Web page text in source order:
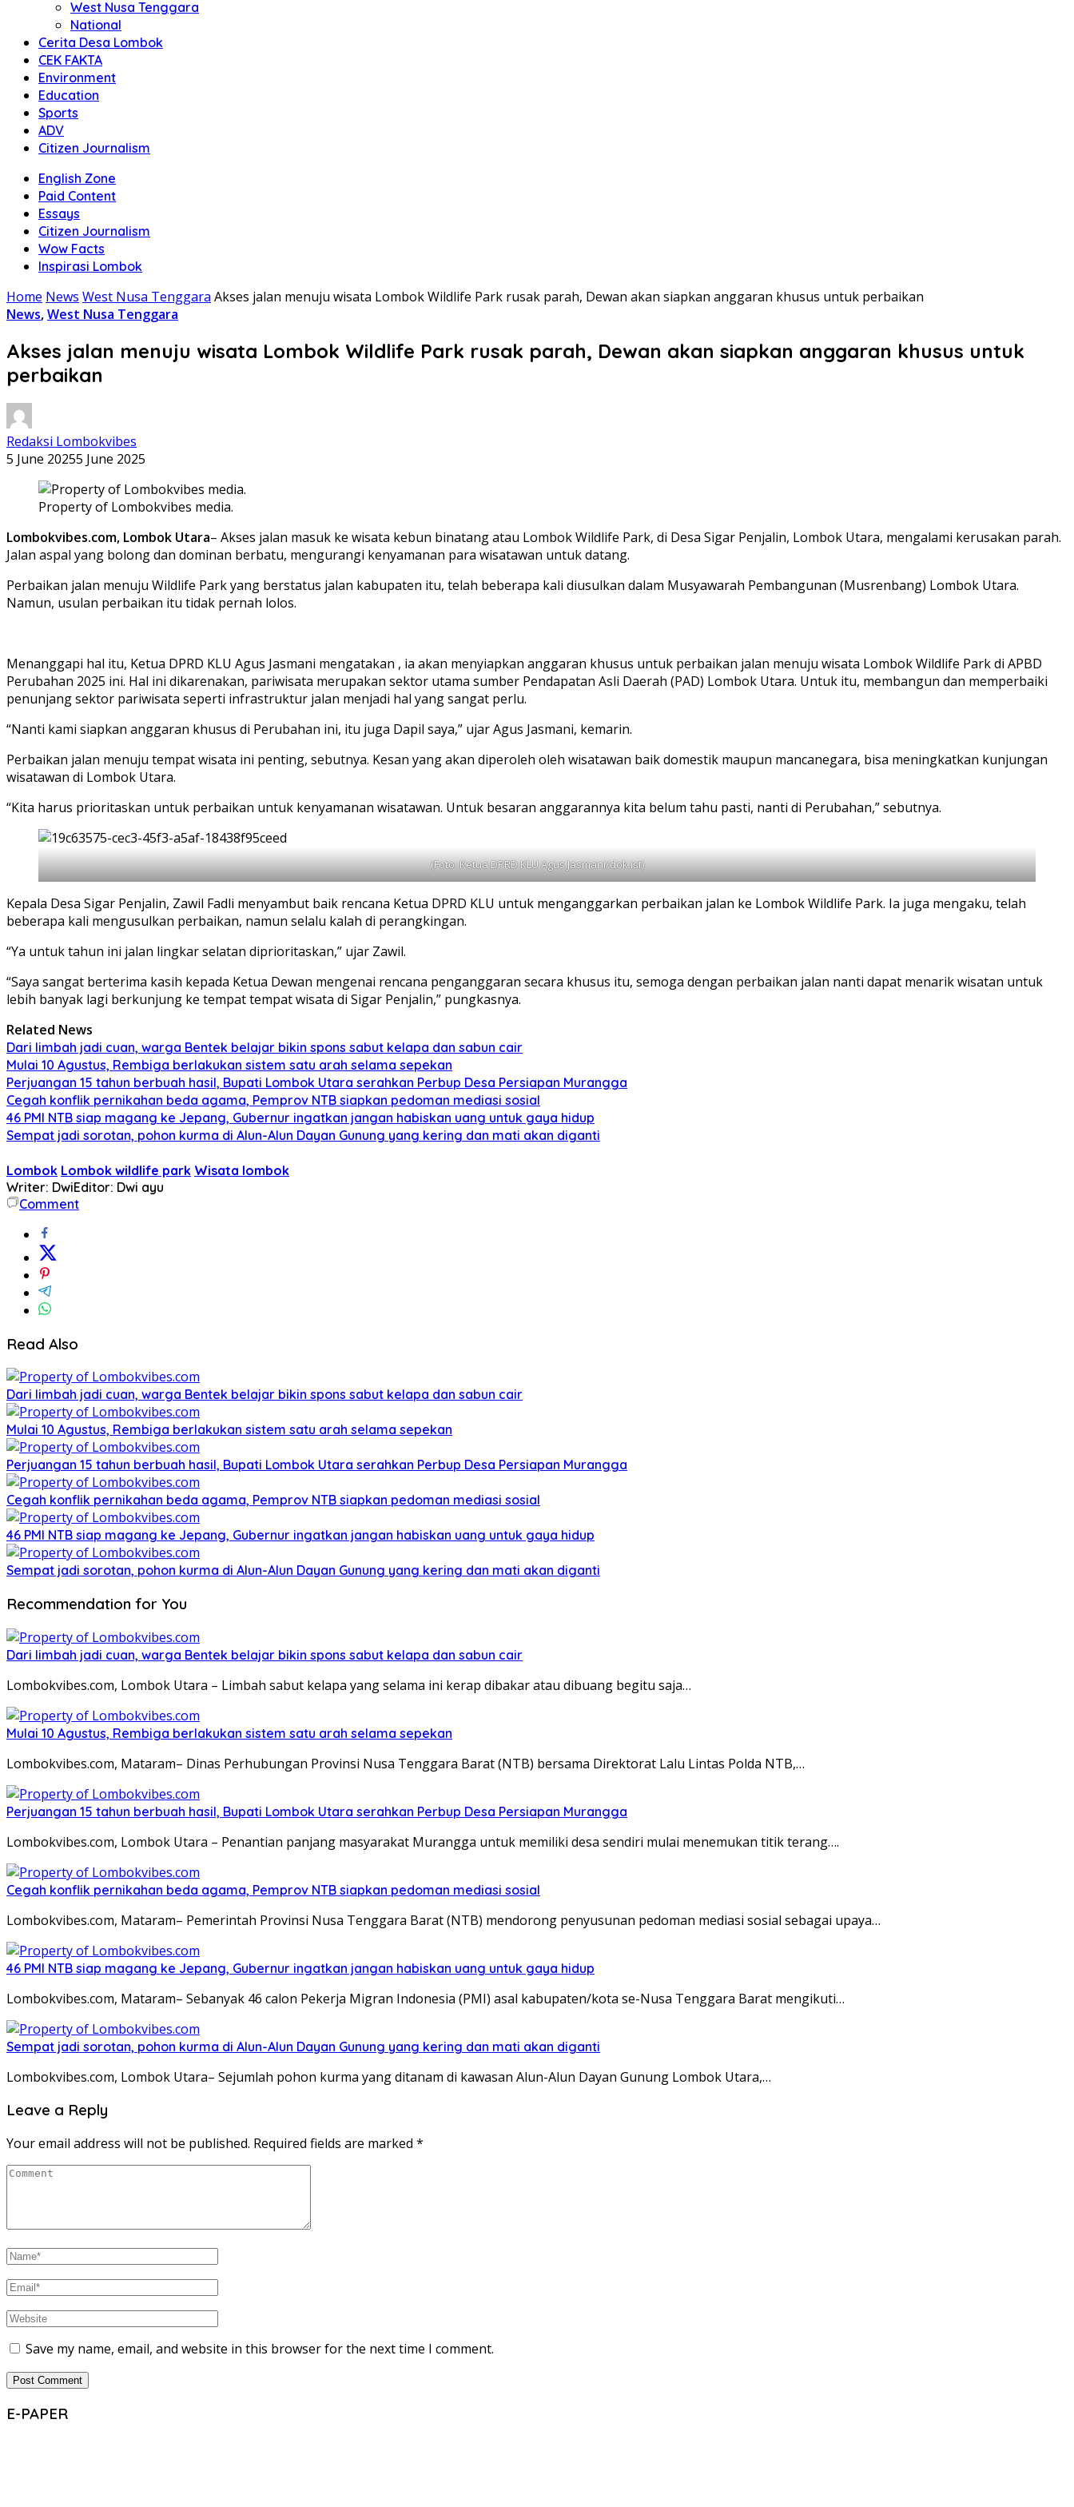
West Nusa Tenggara
National
Cerita Desa Lombok
CEK FAKTA
Environment
Education
Sports
ADV
Citizen Journalism
English Zone
Paid Content
Essays
Citizen Journalism
Wow Facts
Inspirasi Lombok
Home News West Nusa Tenggara Akses jalan menuju wisata Lombok Wildlife Park rusak parah, Dewan akan siapkan anggaran khusus untuk perbaikan
News,West Nusa Tenggara
Akses jalan menuju wisata Lombok Wildlife Park rusak parah, Dewan akan siapkan anggaran khusus untuk
perbaikan
Redaksi Lombokvibes
5 June 20255 June 2025
Property of Lombokvibes media.
Lombokvibes.com, Lombok Utara– Akses jalan masuk ke wisata kebun binatang atau Lombok Wildlife Park, di Desa Sigar Penjalin, Lombok Utara, mengalami kerusakan parah.
Jalan aspal yang bolong dan dominan berbatu, mengurangi kenyamanan para wisatawan untuk datang.
Perbaikan jalan menuju Wildlife Park yang berstatus jalan kabupaten itu, telah beberapa kali diusulkan dalam Musyawarah Pembangunan (Musrenbang) Lombok Utara.
Namun, usulan perbaikan itu tidak pernah lolos.
Menanggapi hal itu, Ketua DPRD KLU Agus Jasmani mengatakan , ia akan menyiapkan anggaran khusus untuk perbaikan jalan menuju wisata Lombok Wildlife Park di APBD
Perubahan 2025 ini. Hal ini dikarenakan, pariwisata merupakan sektor utama sumber Pendapatan Asli Daerah (PAD) Lombok Utara. Untuk itu, membangun dan memperbaiki
penunjang sektor pariwisata seperti infrastruktur jalan menjadi hal yang sangat perlu.
“Nanti kami siapkan anggaran khusus di Perubahan ini, itu juga Dapil saya,” ujar Agus Jasmani, kemarin.
Perbaikan jalan menuju tempat wisata ini penting, sebutnya. Kesan yang akan diperoleh oleh wisatawan baik domestik maupun mancanegara, bisa meningkatkan kunjungan
wisatawan di Lombok Utara.
“Kita harus prioritaskan untuk perbaikan untuk kenyamanan wisatawan. Untuk besaran anggarannya kita belum tahu pasti, nanti di Perubahan,” sebutnya.
(Foto: Ketua DPRD KLU Agus Jasmani/dok.ist)
Kepala Desa Sigar Penjalin, Zawil Fadli menyambut baik rencana Ketua DPRD KLU untuk menganggarkan perbaikan jalan ke Lombok Wildlife Park. Ia juga mengaku, telah
beberapa kali mengusulkan perbaikan, namun selalu kalah di perangkingan.
“Ya untuk tahun ini jalan lingkar selatan diprioritaskan,” ujar Zawil.
“Saya sangat berterima kasih kepada Ketua Dewan mengenai rencana penganggaran secara khusus itu, semoga dengan perbaikan jalan nanti dapat menarik wisatan untuk
lebih banyak lagi berkunjung ke tempat tempat wisata di Sigar Penjalin,” pungkasnya.
Related News
Dari limbah jadi cuan, warga Bentek belajar bikin spons sabut kelapa dan sabun cair
Mulai 10 Agustus, Rembiga berlakukan sistem satu arah selama sepekan
Perjuangan 15 tahun berbuah hasil, Bupati Lombok Utara serahkan Perbup Desa Persiapan Murangga
Cegah konflik pernikahan beda agama, Pemprov NTB siapkan pedoman mediasi sosial
46 PMI NTB siap magang ke Jepang, Gubernur ingatkan jangan habiskan uang untuk gaya hidup
Sempat jadi sorotan, pohon kurma di Alun-Alun Dayan Gunung yang kering dan mati akan diganti
Lombok Lombok wildlife park Wisata lombok
Writer: DwiEditor: Dwi ayu
Comment
Read Also
Dari limbah jadi cuan, warga Bentek belajar bikin spons sabut kelapa dan sabun cair
Mulai 10 Agustus, Rembiga berlakukan sistem satu arah selama sepekan
Perjuangan 15 tahun berbuah hasil, Bupati Lombok Utara serahkan Perbup Desa Persiapan Murangga
Cegah konflik pernikahan beda agama, Pemprov NTB siapkan pedoman mediasi sosial
46 PMI NTB siap magang ke Jepang, Gubernur ingatkan jangan habiskan uang untuk gaya hidup
Sempat jadi sorotan, pohon kurma di Alun-Alun Dayan Gunung yang kering dan mati akan diganti
Recommendation for You
Dari limbah jadi cuan, warga Bentek belajar bikin spons sabut kelapa dan sabun cair
Lombokvibes.com, Lombok Utara – Limbah sabut kelapa yang selama ini kerap dibakar atau dibuang begitu saja…
Mulai 10 Agustus, Rembiga berlakukan sistem satu arah selama sepekan
Lombokvibes.com, Mataram– Dinas Perhubungan Provinsi Nusa Tenggara Barat (NTB) bersama Direktorat Lalu Lintas Polda NTB,…
Perjuangan 15 tahun berbuah hasil, Bupati Lombok Utara serahkan Perbup Desa Persiapan Murangga
Lombokvibes.com, Lombok Utara – Penantian panjang masyarakat Murangga untuk memiliki desa sendiri mulai menemukan titik terang….
Cegah konflik pernikahan beda agama, Pemprov NTB siapkan pedoman mediasi sosial
Lombokvibes.com, Mataram– Pemerintah Provinsi Nusa Tenggara Barat (NTB) mendorong penyusunan pedoman mediasi sosial sebagai upaya…
46 PMI NTB siap magang ke Jepang, Gubernur ingatkan jangan habiskan uang untuk gaya hidup
Lombokvibes.com, Mataram– Sebanyak 46 calon Pekerja Migran Indonesia (PMI) asal kabupaten/kota se-Nusa Tenggara Barat mengikuti…
Sempat jadi sorotan, pohon kurma di Alun-Alun Dayan Gunung yang kering dan mati akan diganti
Lombokvibes.com, Lombok Utara– Sejumlah pohon kurma yang ditanam di kawasan Alun-Alun Dayan Gunung Lombok Utara,…
Leave a Reply
Your email address will not be published. Required fields are marked *
Save my name, email, and website in this browser for the next time I comment.
E-PAPER